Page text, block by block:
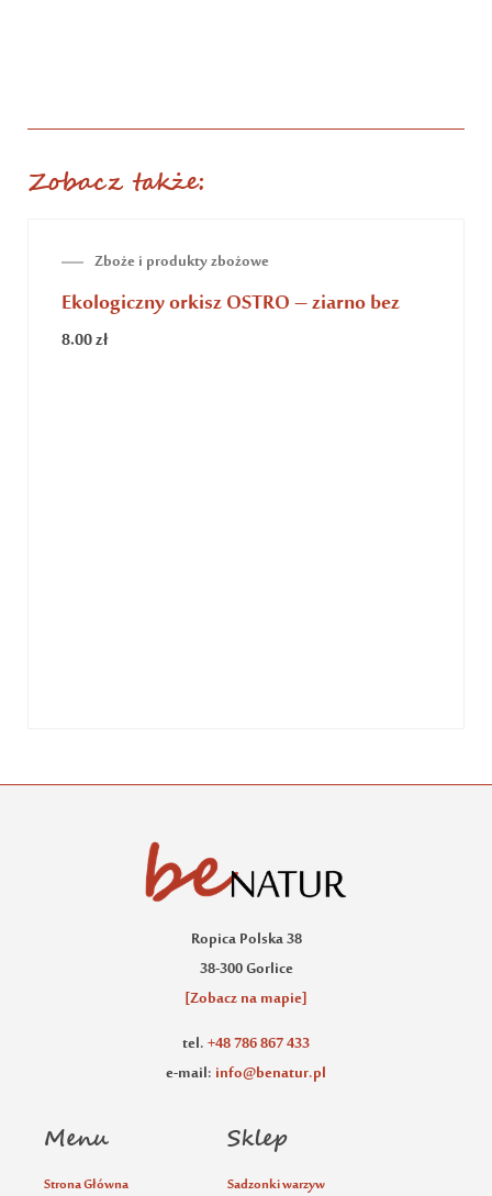
Zobacz także:
Zboże i produkty zbożowe
Ekologiczny orkisz OSTRO – ziarno bez
8.00zł
Ropica Polska 38
38-300 Gorlice
[Zobacz na mapie]
tel.+48 786 867 433
e-mail: info@benatur.pl
Menu
Strona Główna
Sklep
Sadzonki warzyw